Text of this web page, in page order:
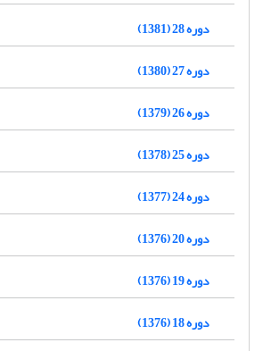
دوره 28 (1381)
دوره 27 (1380)
دوره 26 (1379)
دوره 25 (1378)
دوره 24 (1377)
دوره 20 (1376)
دوره 19 (1376)
دوره 18 (1376)